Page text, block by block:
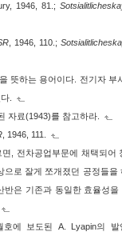
1946, 81.;
, 1946, 110.;
뜻하는 용어이다. 전기자
.
자료(1943)를 참고하라.
, 1946, 111.
, 전차공업부문에 채택되어
로 잘게 쪼개졌던 공정들
은 기존과 동일한 효율성
호에 보도된 A. Lyapin의